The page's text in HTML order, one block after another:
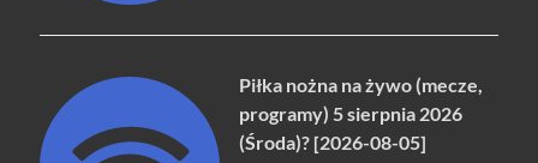
Piłka nożna na żywo (mecze,
programy) 5 sierpnia 2026
(Środa)? [2026-08-05]